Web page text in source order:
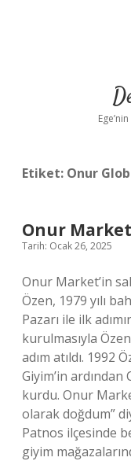
Etiket: Onur
Onur
Tarih: Ocak 26, 2025
Onur Market’in
Özen, 1979 yılı
Pazarı ile ilk
kurulmasıyla
adım atıldı. 1992
Giyim’in ardından
kurdu. Onur
olarak doğdum”
Patnos ilçesinde
giyim